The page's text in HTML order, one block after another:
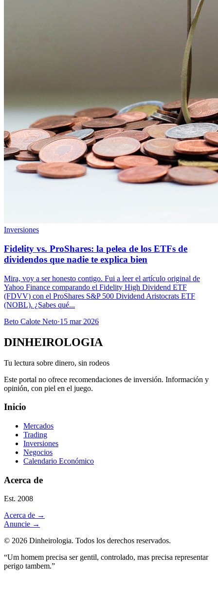
Inversiones
Fidelity vs. ProShares: la pelea de los ETFs de
dividendos que nadie te explica bien
Mira, voy a ser honesto contigo. Fui a leer el artículo original de
Yahoo Finance comparando el Fidelity High Dividend ETF
(FDVV) con el ProShares S&P 500 Dividend Aristocrats ETF
(NOBL). ¿Sabes qué...
Beto Calote Neto·15 mar 2026
DINHEIROLOGIA
Tu lectura sobre dinero, sin rodeos
Este portal no ofrece recomendaciones de inversión. Información y
opinión, con piel en el juego.
Inicio
Mercados
Trading
Inversiones
Negocios
Calendario Económico
Acerca de
Est. 2008
Acerca de →
Anuncie →
© 2026 Dinheirologia. Todos los derechos reservados.
“Um homem precisa ser gentil, controlado, mas precisa representar
perigo tambem.”